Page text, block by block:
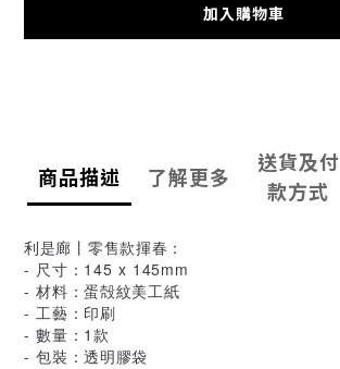
加入購物車
商品描述 了解更多
送貨及付
款方式
利是廊丨零售款揮春：
- 尺寸：145 x 145mm
- 材料：蛋殻紋美工紙
- 工藝：印刷
- 數量：1款
- 包裝：透明膠袋